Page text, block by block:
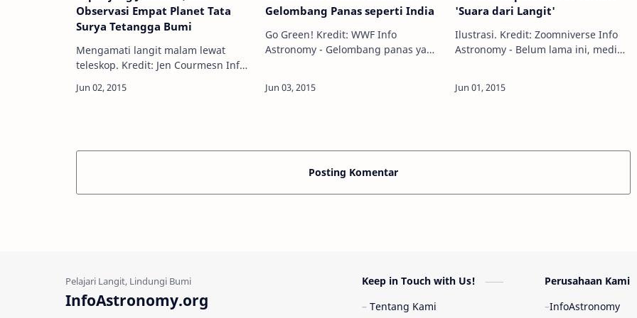
Observasi Empat Planet Tata
Surya Tetangga Bumi
Mengamati langit malam lewat
teleskop. Kredit: Jen Courmesn Info
resmi memasuki bulan Juni 2015, di
Gelombang Panas seperti India
Go Green! Kredit: WWF Info
Astronomy - Gelombang panas yang
korban jiwa hingga lebih dari 1000
'Suara dari Langit'
Ilustrasi. Kredit: Zoomniverse Info
Astronomy - Belum lama ini, media
berisi suara misterius yang
Posting Komentar
InfoAstronomy.org
Keep in Touch with Us!
Tentang Kami
Perusahaan Kami
InfoAstronomy